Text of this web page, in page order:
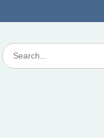
Search
for: